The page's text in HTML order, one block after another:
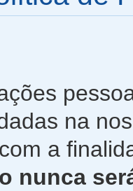
na
a
nunca